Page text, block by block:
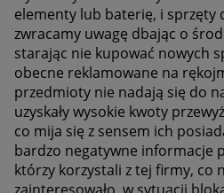
elementy lub baterię, i sprzęty
zwracamy uwagę dbając o
starając nie kupować nowych
obecne reklamowane na
przedmioty nie nadają się do
uzyskały wysokie kwoty
co mija się z sensem ich
bardzo negatywne informacje
którzy korzystali z tej firmy, co